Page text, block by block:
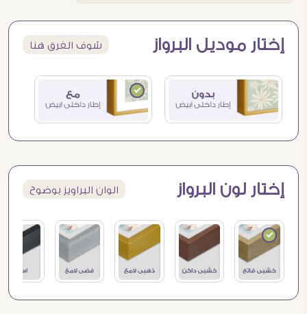
إختار موديل البرواز شوف الفرق هنا
إختار لون البرواز الوان البراويز بوضوح